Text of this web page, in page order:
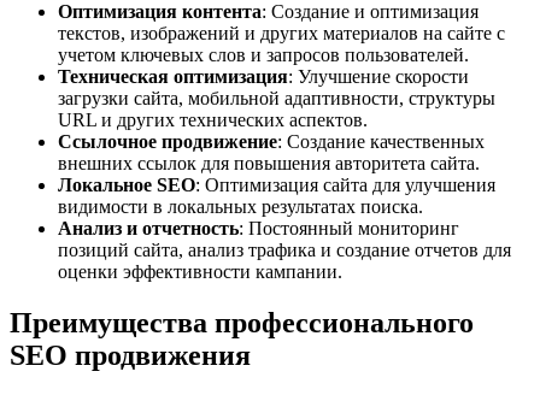
Оптимизация контента: Создание и оптимизация
текстов, изображений и других материалов на сайте с
учетом ключевых слов и запросов пользователей.
Техническая оптимизация: Улучшение скорости
загрузки сайта, мобильной адаптивности, структуры
URL и других технических аспектов.
Ссылочное продвижение: Создание качественных
внешних ссылок для повышения авторитета сайта.
Локальное SEO: Оптимизация сайта для улучшения
видимости в локальных результатах поиска.
Анализ и отчетность: Постоянный мониторинг
позиций сайта, анализ трафика и создание отчетов для
оценки эффективности кампании.
Преимущества профессионального
SEO продвижения